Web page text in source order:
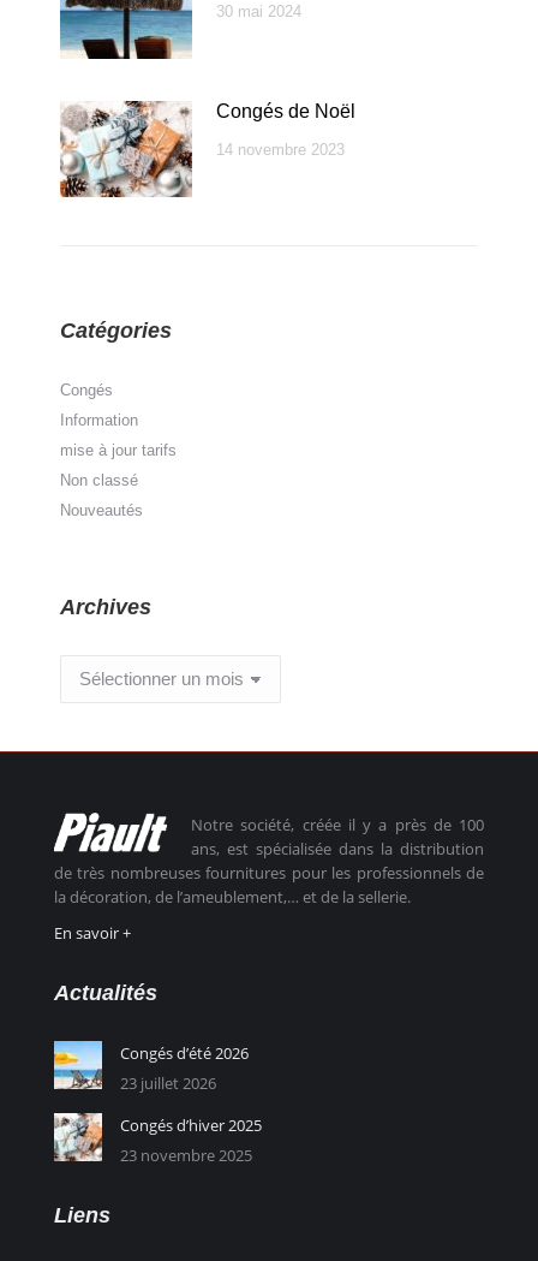
30 mai 2024
Congés de Noël
14 novembre 2023
Catégories
Congés
Information
mise à jour tarifs
Non classé
Nouveautés
Archives
Notre société, créée il y a près de 100
ans, est spécialisée dans la distribution
de très nombreuses fournitures pour les professionnels de
la décoration, de l’ameublement,… et de la sellerie.
En savoir +
Actualités
Congés d’été 2026
23 juillet 2026
Congés d’hiver 2025
23 novembre 2025
Liens